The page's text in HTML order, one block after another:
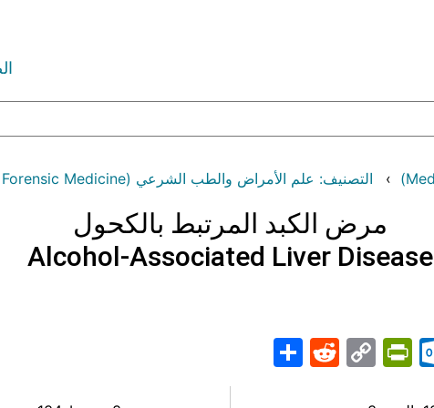
التصنيف: علم الأمراض والطب الشرعي (Pathology and Forensic Medicine)
مرض الكبد المرتبط بالكحول
Alcohol-Associated Liver Disease
Outlook.com
PrintFriendly
Copy
Reddit